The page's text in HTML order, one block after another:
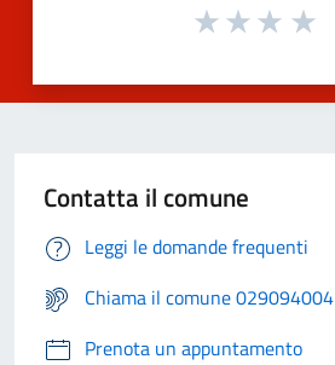
Contatta il comune
Leggi le domande frequenti
Chiama il comune 029094004
Prenota un appuntamento